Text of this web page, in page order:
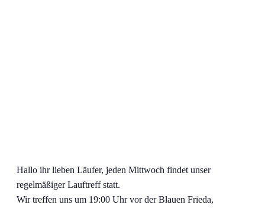
Hallo ihr lieben Läufer, jeden Mittwoch findet unser
regelmäßiger Lauftreff statt.
Wir treffen uns um 19:00 Uhr vor der Blauen Frieda,